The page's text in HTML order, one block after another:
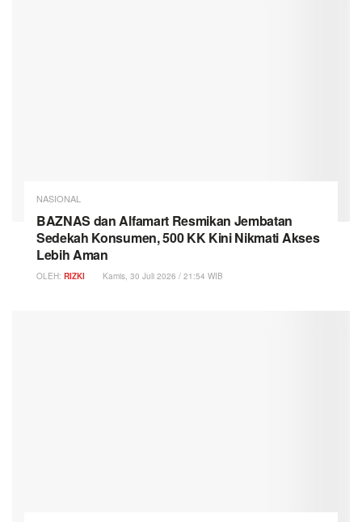
NASIONAL
BAZNAS dan Alfamart Resmikan Jembatan
Sedekah Konsumen, 500 KK Kini Nikmati Akses
Lebih Aman
OLEH: RIZKI Kamis, 30 Juli 2026 / 21:54 WIB